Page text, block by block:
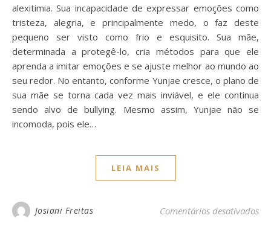
alexitimia. Sua incapacidade de expressar emoções como
tristeza, alegria, e principalmente medo, o faz deste
pequeno ser visto como frio e esquisito. Sua mãe,
determinada a protegê-lo, cria métodos para que ele
aprenda a imitar emoções e se ajuste melhor ao mundo ao
seu redor. No entanto, conforme Yunjae cresce, o plano de
sua mãe se torna cada vez mais inviável, e ele continua
sendo alvo de bullying. Mesmo assim, Yunjae não se
incomoda, pois ele…
LEIA MAIS
Josiani Freitas Comentários desativados